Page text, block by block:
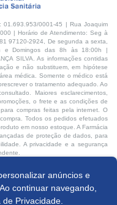
anúncios e
continuar navegando,
de Privacidade.
01.693.953/0001-45 | Rua Joaquim
| Horário de Atendimento: Seg à
97120-2924, De segunda a sexta,
e Domingos das 8h às 18:00h |
SILVA. As informações contidas
e não substituem, em hipótese
médica. Somente o médico está
o tratamento adequado. Ao
Maiores esclarecimentos,
o frete e as condições de
compras feitas pela internet. O
Todos os pedidos efetuados
em nosso estoque. A Farmácia
de proteção de dados, para
A privacidade e a segurança